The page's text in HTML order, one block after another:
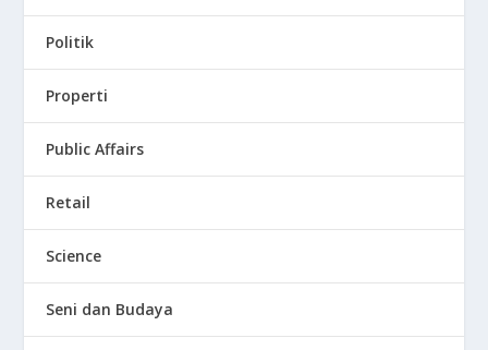
Politik
Properti
Public Affairs
Retail
Science
Seni dan Budaya